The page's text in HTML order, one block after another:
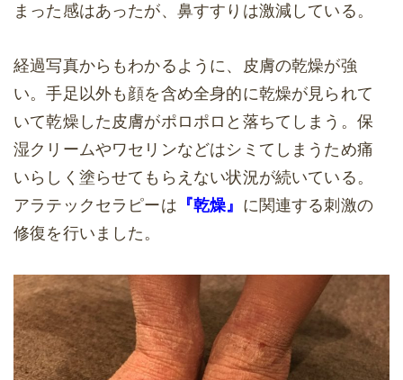
まった感はあったが、鼻すすりは激減している。
経過写真からもわかるように、皮膚の乾燥が強
い。手足以外も顔を含め全身的に乾燥が見られて
いて乾燥した皮膚がポロポロと落ちてしまう。保
湿クリームやワセリンなどはシミてしまうため痛
いらしく塗らせてもらえない状況が続いている。
アラテックセラピーは 『乾燥』 に関連する刺激の
修復を行いました。